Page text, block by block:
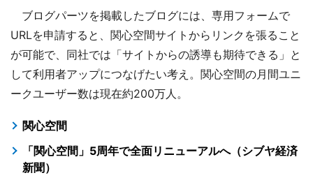
ブログパーツを掲載したブログには、専用フォームで
URLを申請すると、関心空間サイトからリンクを張ること
が可能で、同社では「サイトからの誘導も期待できる」と
して利用者アップにつなげたい考え。関心空間の月間ユニ
ークユーザー数は現在約200万人。
関心空間
「関心空間」5周年で全面リニューアルへ（シブヤ経済
新聞）